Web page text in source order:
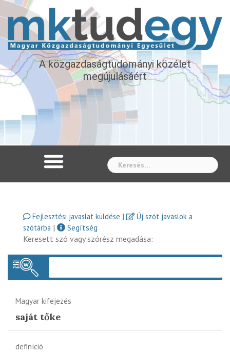
A közgazdaságtudományi közélet
megújulásáért
Fejlesztési javaslat küldése |
Új szót javaslok a
szótárba |
Segítség
Keresett szó vagy szórész megadása:
Magyar kifejezés
saját tőke
definíció